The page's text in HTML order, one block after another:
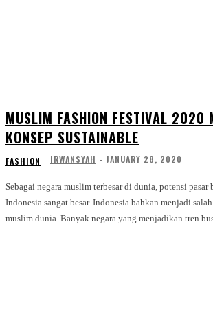
MUSLIM FASHION FESTIVAL 2020
KONSEP SUSTAINABLE
FASHION IRWANSYAH - JANUARY 28, 2020
Sebagai negara muslim terbesar di dunia, potensi pasar
Indonesia sangat besar. Indonesia bahkan menjadi
muslim dunia. Banyak negara yang menjadikan tren